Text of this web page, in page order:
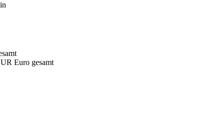
Euro gesamt